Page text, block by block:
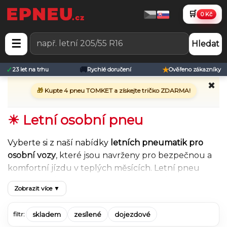
🛒 0 Kč
☰ Hledat
✓23 let na trhu 🚚Rychlé doručení ★Ověřeno zákazníky
✖
🎁Kupte 4 pneu TOMKET a získejte tričko ZDARMA!
☀ Letní osobní pneu
Vyberte si z naší nabídky letních pneumatik pro
osobní vozy, které jsou navrženy pro bezpečnou a
komfortní jízdu v teplých měsících. Letní pneu
poskytujívýbornou přilnavost na suché i mokré
vozovce, kratší brzdnou dráhu a stabilní chování při
vyšších rychlostech, což má zásadní vliv na
bezpečnost i jízdní komfort.
Zobrazit více ▼
filtr: skladem zesílené dojezdové